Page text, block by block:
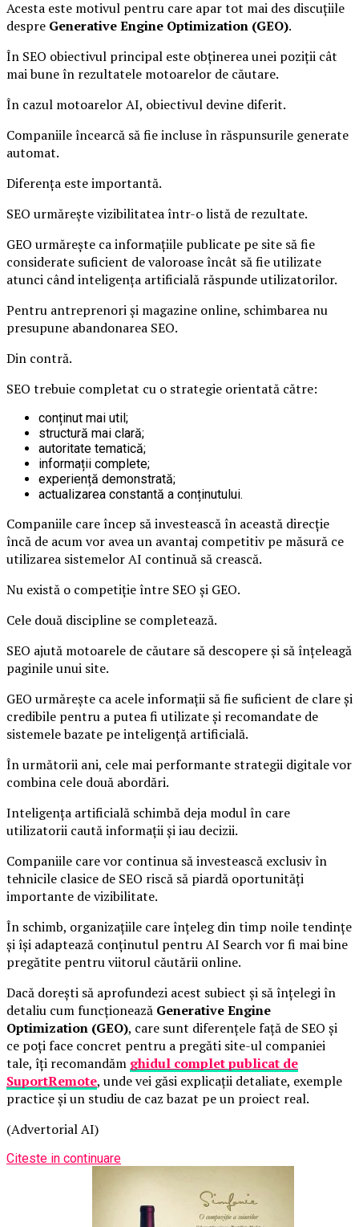
Acesta este motivul pentru care apar tot mai des discuțiile
despre Generative Engine Optimization (GEO).
În SEO obiectivul principal este obținerea unei poziții cât
mai bune în rezultatele motoarelor de căutare.
În cazul motoarelor AI, obiectivul devine diferit.
Companiile încearcă să fie incluse în răspunsurile generate
automat.
Diferența este importantă.
SEO urmărește vizibilitatea într-o listă de rezultate.
GEO urmărește ca informațiile publicate pe site să fie
considerate suficient de valoroase încât să fie utilizate
atunci când inteligența artificială răspunde utilizatorilor.
Pentru antreprenori și magazine online, schimbarea nu
presupune abandonarea SEO.
Din contră.
SEO trebuie completat cu o strategie orientată către:
conținut mai util;
structură mai clară;
autoritate tematică;
informații complete;
experiență demonstrată;
actualizarea constantă a conținutului.
Companiile care încep să investească în această direcție
încă de acum vor avea un avantaj competitiv pe măsură ce
utilizarea sistemelor AI continuă să crească.
Nu există o competiție între SEO și GEO.
Cele două discipline se completează.
SEO ajută motoarele de căutare să descopere și să înțeleagă
paginile unui site.
GEO urmărește ca acele informații să fie suficient de clare și
credibile pentru a putea fi utilizate și recomandate de
sistemele bazate pe inteligență artificială.
În următorii ani, cele mai performante strategii digitale vor
combina cele două abordări.
Inteligența artificială schimbă deja modul în care
utilizatorii caută informații și iau decizii.
Companiile care vor continua să investească exclusiv în
tehnicile clasice de SEO riscă să piardă oportunități
importante de vizibilitate.
În schimb, organizațiile care înțeleg din timp noile tendințe
și își adaptează conținutul pentru AI Search vor fi mai bine
pregătite pentru viitorul căutării online.
Dacă dorești să aprofundezi acest subiect și să înțelegi în
detaliu cum funcționează Generative Engine
Optimization (GEO), care sunt diferențele față de SEO și
ce poți face concret pentru a pregăti site-ul companiei
tale, îți recomandăm ghidul complet publicat de
SuportRemote, unde vei găsi explicații detaliate, exemple
practice și un studiu de caz bazat pe un proiect real.
(Advertorial AI)
Citeste in continuare